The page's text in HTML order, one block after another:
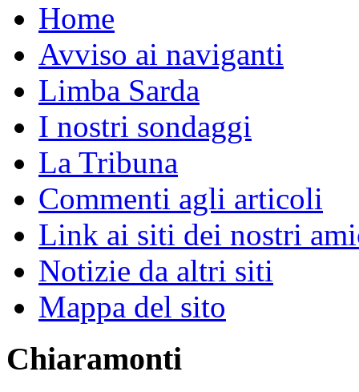
Home
Avviso ai naviganti
Limba Sarda
I nostri sondaggi
La Tribuna
Commenti agli articoli
Link ai siti dei nostri
Notizie da altri siti
Mappa del sito
Chiaramonti